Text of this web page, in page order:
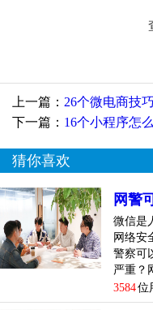
账，还得用微信。那么
一、未添加银行卡：可
单日200元，收款方单笔
二、已添加银行卡：可以
top3 微信零钱转账
么提升技巧
微信的支付额度限制让
零钱转账限额了怎么办
上一篇： 26个微电商技巧
下一篇： 16个小程序怎
猜你喜欢
网警
微信是
网络安
警察可
严重？
3584位